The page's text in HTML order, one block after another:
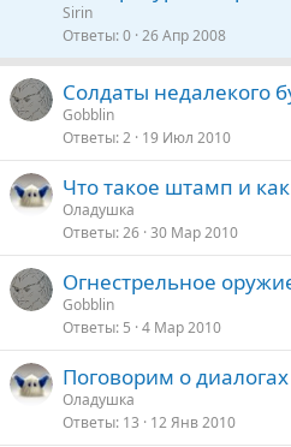
Sirin
Ответы 0 26 Апр 2008
Солдаты недалекого
Gobblin
Ответы 2 19 Июл 2010
Что такое штамп и
Оладушка
Ответы 26 30 Мар 2010
Огнестрельное
Gobblin
Ответы 5 4 Мар 2010
Поговорим о диалогах
Оладушка
Ответы 13 12 Янв 2010